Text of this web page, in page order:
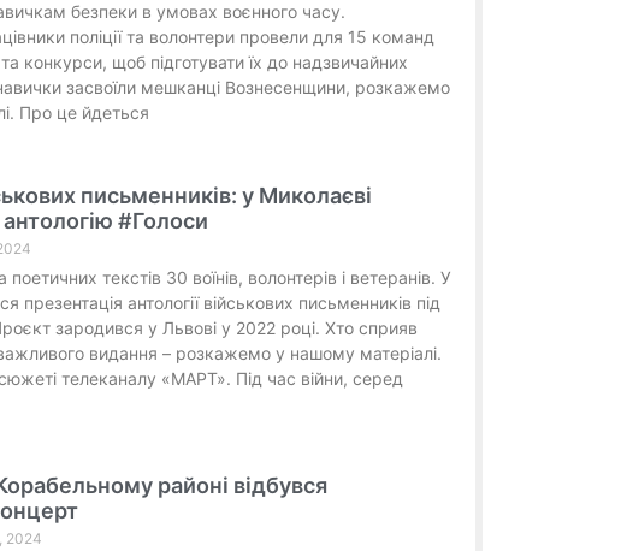
безпеки в умовах воєнного часу.
поліції та волонтери провели для 15 команд
конкурси, щоб підготувати їх до надзвичайних
засвоїли мешканці Вознесенщини, розкажемо
Про це йдеться
письменників: у Миколаєві
#Голоси
текстів 30 воїнів, волонтерів і ветеранів. У
презентація антології військових письменників під
зародився у Львові у 2022 році. Хто сприяв
видання – розкажемо у нашому матеріалі.
телеканалу «МАРТ». Під час війни, серед
районі відбувся
2024